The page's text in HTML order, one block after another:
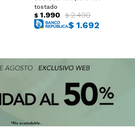
tostado
$ 1.990 $ 2.490
$ 1.692